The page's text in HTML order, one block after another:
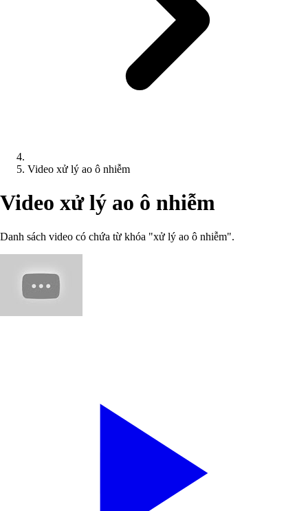
Video xử lý ao ô nhiễm
Video xử lý ao ô nhiễm
Danh sách video có chứa từ khóa "xử lý ao ô nhiễm".